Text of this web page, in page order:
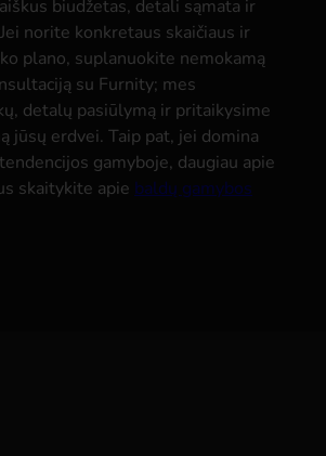
biudžetas, detali sąmata ir
norite konkretaus skaičiaus ir
plano, suplanuokite nemokamą
su Furnity; mes
detalų pasiūlymą ir pritaikysime
jūsų erdvei. Taip pat, jei domina
gamyboje, daugiau apie
skaitykite apie baldų gamybos